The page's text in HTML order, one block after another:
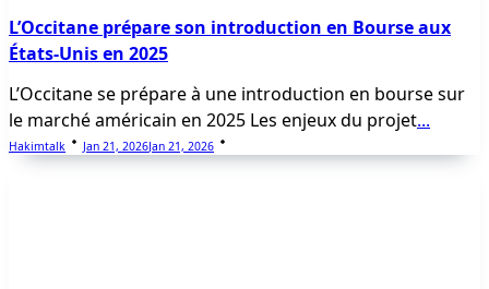
L’Occitane prépare son introduction en Bourse aux
États-Unis en 2025
L’Occitane se prépare à une introduction en bourse sur
le marché américain en 2025 Les enjeux du projet...
Hakimtalk Jan 21, 2026Jan 21, 2026